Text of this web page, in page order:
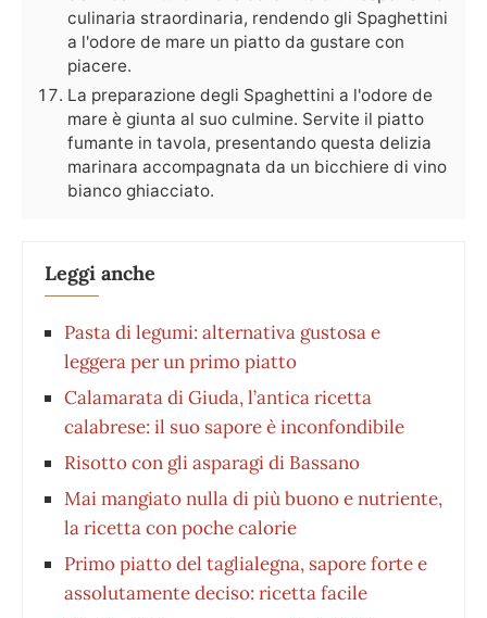
culinaria straordinaria, rendendo gli Spaghettini
a l'odore de mare un piatto da gustare con
piacere.
La preparazione degli Spaghettini a l'odore de
mare è giunta al suo culmine. Servite il piatto
fumante in tavola, presentando questa delizia
marinara accompagnata da un bicchiere di vino
bianco ghiacciato.
Leggi anche
Pasta di legumi: alternativa gustosa e
leggera per un primo piatto
Calamarata di Giuda, l’antica ricetta
calabrese: il suo sapore è inconfondibile
Risotto con gli asparagi di Bassano
Mai mangiato nulla di più buono e nutriente,
la ricetta con poche calorie
Primo piatto del taglialegna, sapore forte e
assolutamente deciso: ricetta facile